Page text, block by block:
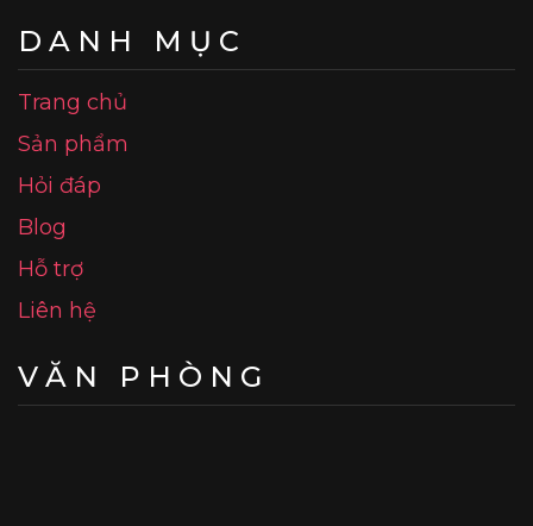
DANH MỤC
Trang chủ
Sản phẩm
Hỏi đáp
Blog
Hỗ trợ
Liên hệ
VĂN PHÒNG